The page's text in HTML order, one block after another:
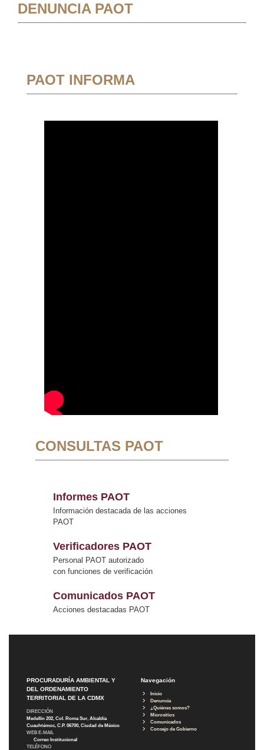
DENUNCIA PAOT
PAOT INFORMA
CONSULTAS PAOT
Informes PAOT
Información destacada de las acciones
PAOT
Verificadores PAOT
Personal PAOT autorizado
con funciones de verificación
Comunicados PAOT
Acciones destacadas PAOT
PROCURADURÍA AMBIENTAL Y
DEL ORDENAMIENTO
TERRITORIAL DE LA CDMX
DIRECCIÓN
Medellín 202, Col. Roma Sur, Alcaldía
Cuauhtémoc, C.P. 06700, Ciudad de México
WEB E-MAIL
Correo Institucional
TELÉFONO
Navegación
Inicio
Denuncia
¿Quiénes somos?
Micrositios
Comunicados
Consejo de Gobierno